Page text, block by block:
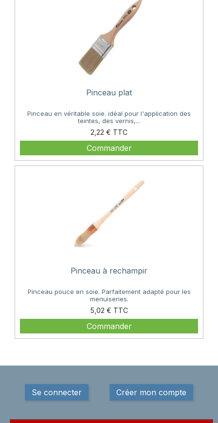
Pinceau plat
Pinceau en véritable soie. idéal pour l'application des
teintes, des vernis,...
2,22 €
Prix
Commander
Pinceau à rechampir
Pinceau pouce en soie. Parfaitement adapté pour les
menuiseries.
5,02 €
Prix
Commander
Se connecter Créer mon compte